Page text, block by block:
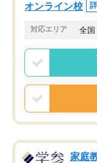
オンライン校
対応エリア 全国
家庭